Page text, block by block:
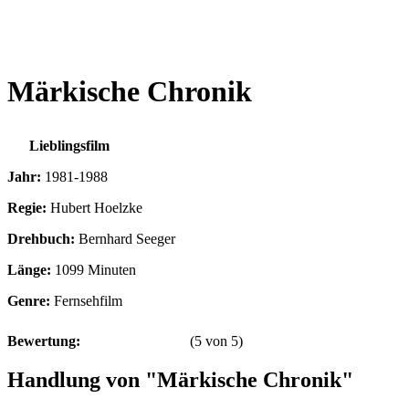
Märkische Chronik
Lieblingsfilm
Jahr: 1981-1988
Regie: Hubert Hoelzke
Drehbuch: Bernhard Seeger
Länge: 1099 Minuten
Genre: Fernsehfilm
Bewertung: (5 von 5)
Handlung von "Märkische Chronik"